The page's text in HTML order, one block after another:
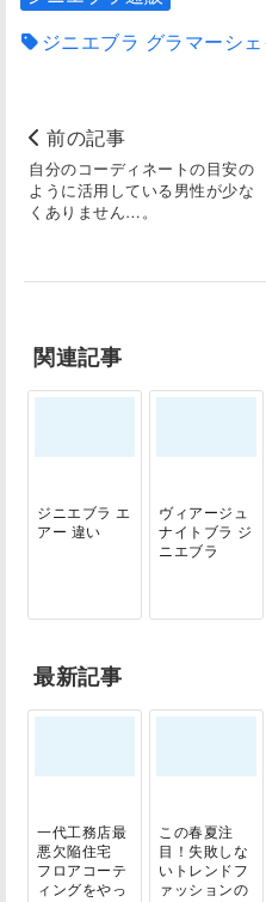
ジニエブラ グラマーシ
前の記事
自分のコーディネートの目安の
ように活用している男性が少な
くありません…。
関連記事
ジニエブラ エ
アー 違い
ヴィアージュ
ナイトブラ ジ
ニエブラ
最新記事
一代工務店最
悪欠陥住宅
フロアコーテ
ィングをやっ
この春夏注
目！失敗しな
いトレンドフ
ァッションの